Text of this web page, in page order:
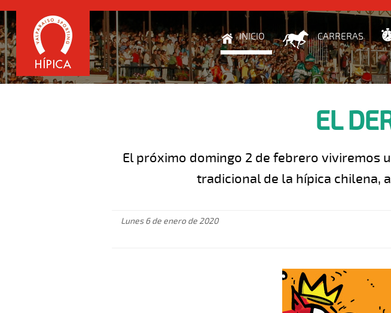
INICIO CARRERAS
EL
El próximo domingo 2 de febrero viviremos
tradicional de la hípica chilena,
Lunes 6 de enero de 2020